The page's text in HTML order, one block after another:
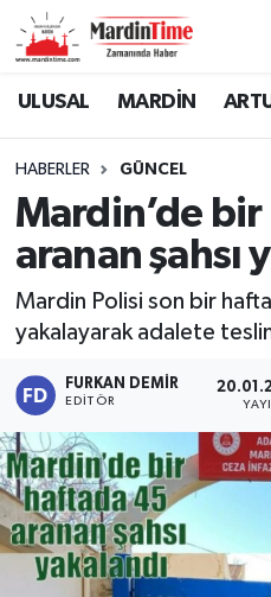
ULUSAL MARDİN
HABERLER GÜNCEL
Mardin’de
aranan şahsı
Mardin Polisi son bir
yakalayarak adalete
FURKAN DEMIR
EDITÖR
Mardin Nöbetçi
Mardin Namaz
Mardin Trafik
Süper Lig Puan
Tüm Manşetler
Son Dakika Haberleri
Haber Arşivi